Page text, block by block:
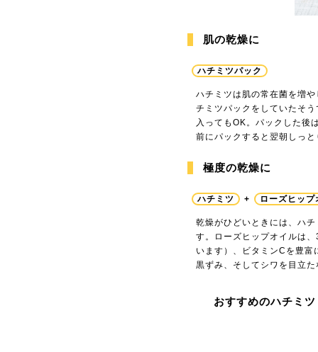
肌の乾燥に
ハチミツパック
ハチミツは肌の常在菌を増
チミツパックをしていたそ
入ってもOK。パックした後
前にパックすると翌朝しっと
極度の乾燥に
ハチミツ + ローズヒッ
乾燥がひどいときには、ハ
す。ローズヒップオイルは
います）、ビタミンCを豊
黒ずみ、そしてシワを目立
おすすめのハチミ